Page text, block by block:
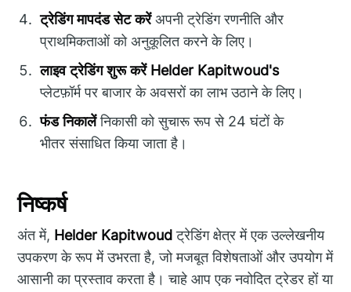
ट्रेडिंग मापदंड सेट करेंअपनी ट्रेडिंग रणनीति और
प्राथमिकताओं को अनुकूलित करने के लिए।
लाइव ट्रेडिंग शुरू करें Helder Kapitwoud's
प्लेटफ़ॉर्म पर बाजार के अवसरों का लाभ उठाने के लिए।
फंड निकालेंनिकासी को सुचारू रूप से 24 घंटों के
भीतर संसाधित किया जाता है।
निष्कर्ष
अंत में, Helder Kapitwoud ट्रेडिंग क्षेत्र में एक उल्लेखनीय
उपकरण के रूप में उभरता है, जो मजबूत विशेषताओं और उपयोग में
आसानी का प्रस्ताव करता है। चाहे आप एक नवोदित ट्रेडर हों या